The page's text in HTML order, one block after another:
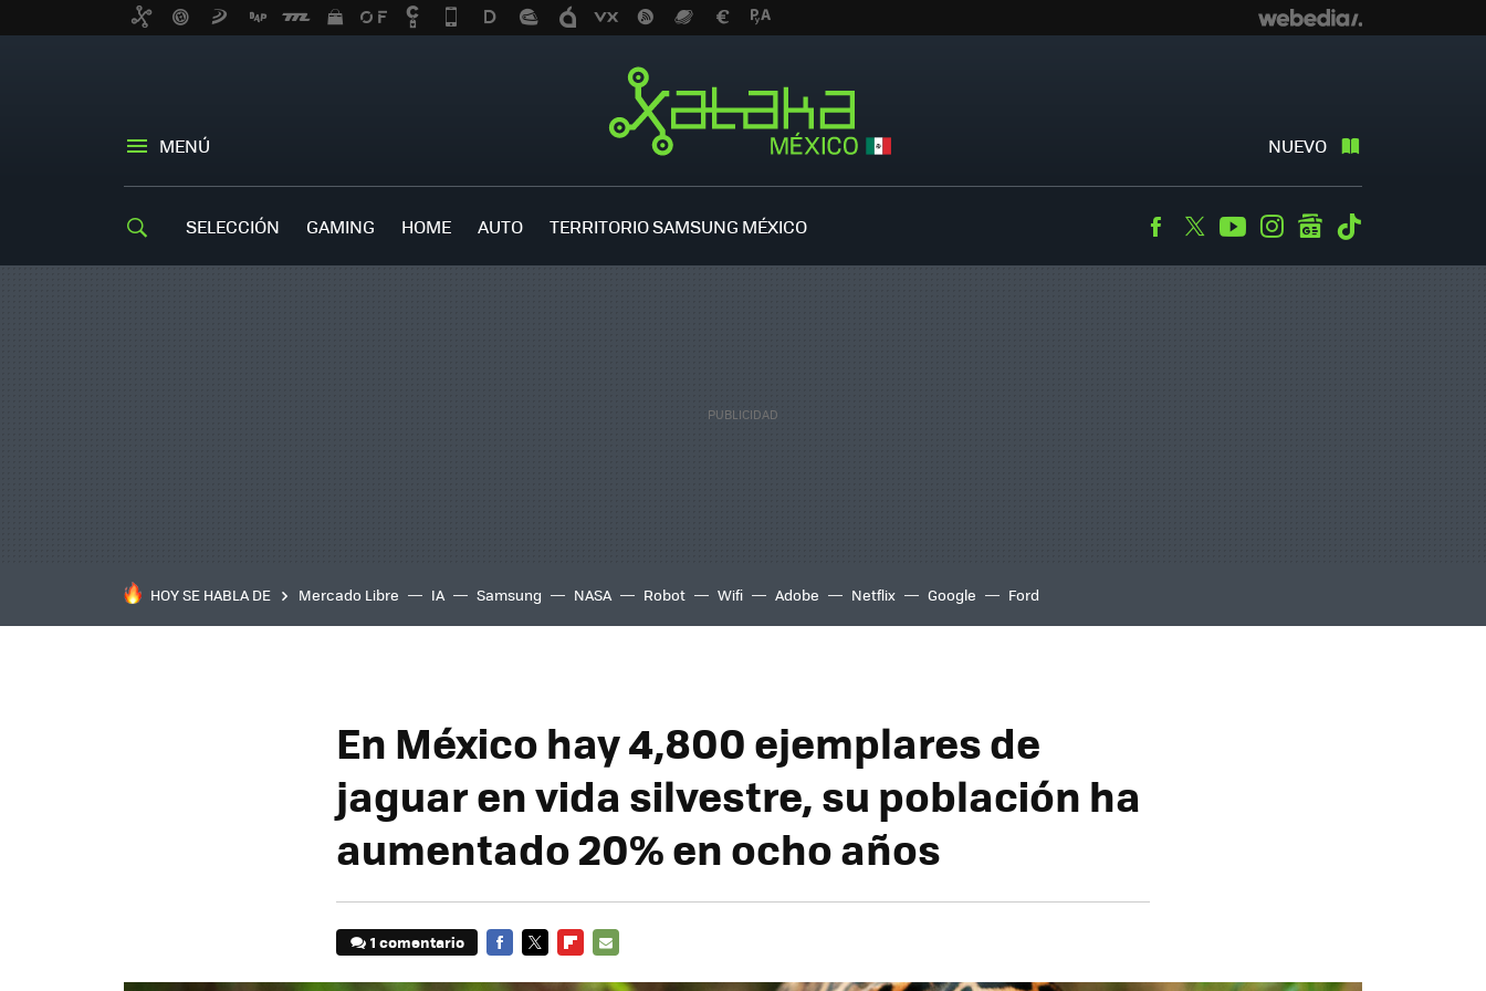
MENÚ NUEVO
SELECCIÓN GAMING HOME AUTO TERRITORIO SAMSUNG MÉXICO Facebook
TwitterYoutubeInstagramgooglenews
HOY SE HABLA DE Mercado Libre IA Samsung NASA Robot Wifi Adobe Netflix Google Ford
En México hay 4,800 ejemplares de
jaguar en vida silvestre, su población ha
aumentado 20% en ocho años
1 comentario